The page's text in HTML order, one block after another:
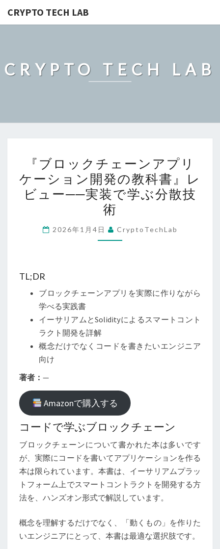
CRYPTO TECH LAB
CRYPTO TECH LAB
ロ
ッ
ク
チ
ェ
ー
ケ
シ
ン
の
教
科
書』
レ
ビ
ュ
ー
──
装
で
『ブロックチェーンアプリ
ケーション開発の教科書』レ
ビュー──実装で学ぶ分散技
術
2026年1月4日 CryptoTechLab
TL;DR
ブロックチェーンアプリを実際に作りながら
学べる実践書
イーサリアムとSolidityによるスマートコント
ラクト開発を詳解
概念だけでなくコードを書きたいエンジニア
向け
著者： —
Amazonで購入する
コードで学ぶブロックチェーン
ブロックチェーンについて書かれた本は多いです
が、実際にコードを書いてアプリケーションを作る
本は限られています。本書は、イーサリアムプラッ
トフォーム上でスマートコントラクトを開発する方
法を、ハンズオン形式で解説しています。
概念を理解するだけでなく、「動くもの」を作りた
いエンジニアにとって、本書は最適な選択肢です。